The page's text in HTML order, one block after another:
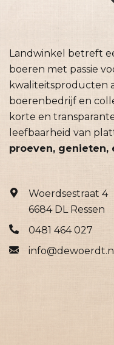
Landwinkel betreft
boeren met passie
kwaliteitsproducten
boerenbedrijf en
korte en
leefbaarheid van
proeven, genieten,
Woerdsestraat 4
6684 DL Ressen
0481 464 027
info@dewoerdt.nl